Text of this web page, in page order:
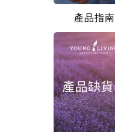
產品指南